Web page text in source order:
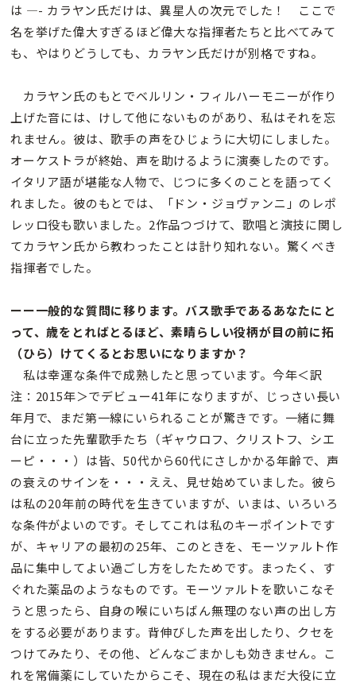
は —- カラヤン氏だけは、異星人の次元でした！ ここで
名を挙げた偉大すぎるほど偉大な指揮者たちと比べてみて
も、やはりどうしても、カラヤン氏だけが別格ですね。
カラヤン氏のもとでベルリン・フィルハーモニーが作り
上げた音には、けして他にないものがあり、私はそれを忘
れません。彼は、歌手の声をひじょうに大切にしました。
オーケストラが終始、声を助けるように演奏したのです。
イタリア語が堪能な人物で、じつに多くのことを語ってく
れました。彼のもとでは、「ドン・ジョヴァンニ」のレポ
レッロ役も歌いました。2作品つづけて、歌唱と演技に関し
てカラヤン氏から教わったことは計り知れない。驚くべき
指揮者でした。
ーー一般的な質問に移ります。バス歌手であるあなたにと
って、歳をとればとるほど、素晴らしい役柄が目の前に拓
（ひら）けてくるとお思いになりますか？
私は幸運な条件で成熟したと思っています。今年＜訳
注：2015年＞でデビュー41年になりますが、じっさい長い
年月で、まだ第一線にいられることが驚きです。一緒に舞
台に立った先輩歌手たち（ギャウロフ、クリストフ、シエ
ーピ・・・）は皆、50代から60代にさしかかる年齢で、声
の衰えのサインを・・・ええ、見せ始めていました。彼ら
は私の20年前の時代を生きていますが、いまは、いろいろ
な条件がよいのです。そしてこれは私のキーポイントです
が、キャリアの最初の25年、このときを、モーツァルト作
品に集中してよい過ごし方をしたためです。まったく、す
ぐれた薬品のようなものです。モーツァルトを歌いこなそ
うと思ったら、自身の喉にいちばん無理のない声の出し方
をする必要があります。背伸びした声を出したり、クセを
つけてみたり、その他、どんなごまかしも効きません。こ
れを常備薬にしていたからこそ、現在の私はまだ大役に立